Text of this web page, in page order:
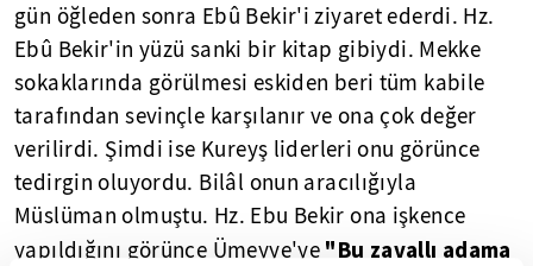
gün öğleden sonra Ebû Bekir'i ziyaret ederdi. Hz.
Ebû Bekir'in yüzü sanki bir kitap gibiydi. Mekke
sokaklarında görülmesi eskiden beri tüm kabile
tarafından sevinçle karşılanır ve ona çok değer
verilirdi. Şimdi ise Kureyş liderleri onu görünce
tedirgin oluyordu. Bilâl onun aracılığıyla
Müslüman olmuştu. Hz. Ebu Bekir ona işkence
yapıldığını görünce Ümeyye'ye "Bu zavallı adama